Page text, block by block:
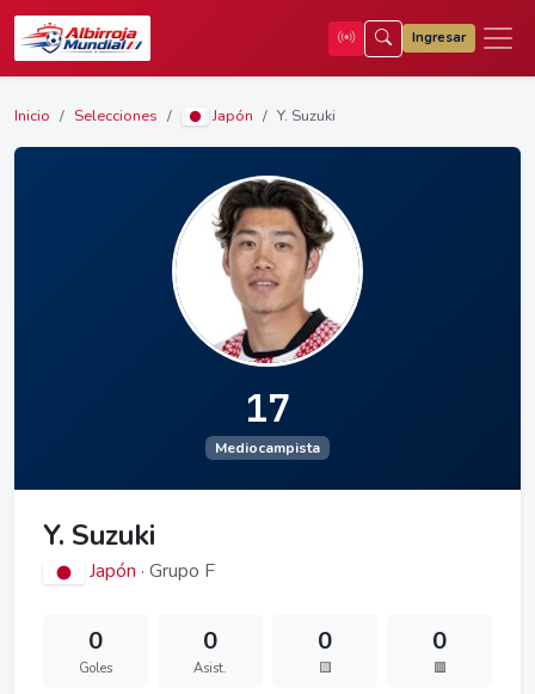
Ingresar
Inicio Selecciones Japón Y. Suzuki
17
Mediocampista
Y. Suzuki
Japón · Grupo F
0
Goles
0
Asist.
0
🟨
0
🟥